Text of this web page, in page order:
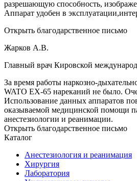
разрешающую способность,
Аппарат удобен в
Открыть благодарственное письмо
Жарков А.В.
Главный врач Кировской
За время работы наркозно-
WATO EX-65 нареканий не было.
Использование данных аппаратов
оказываемой медицинской помощи
анестезиологии и реанимации.
Открыть благодарственное письмо
Каталог
Анестезиология и реанимация
Хирургия
Лаборатория